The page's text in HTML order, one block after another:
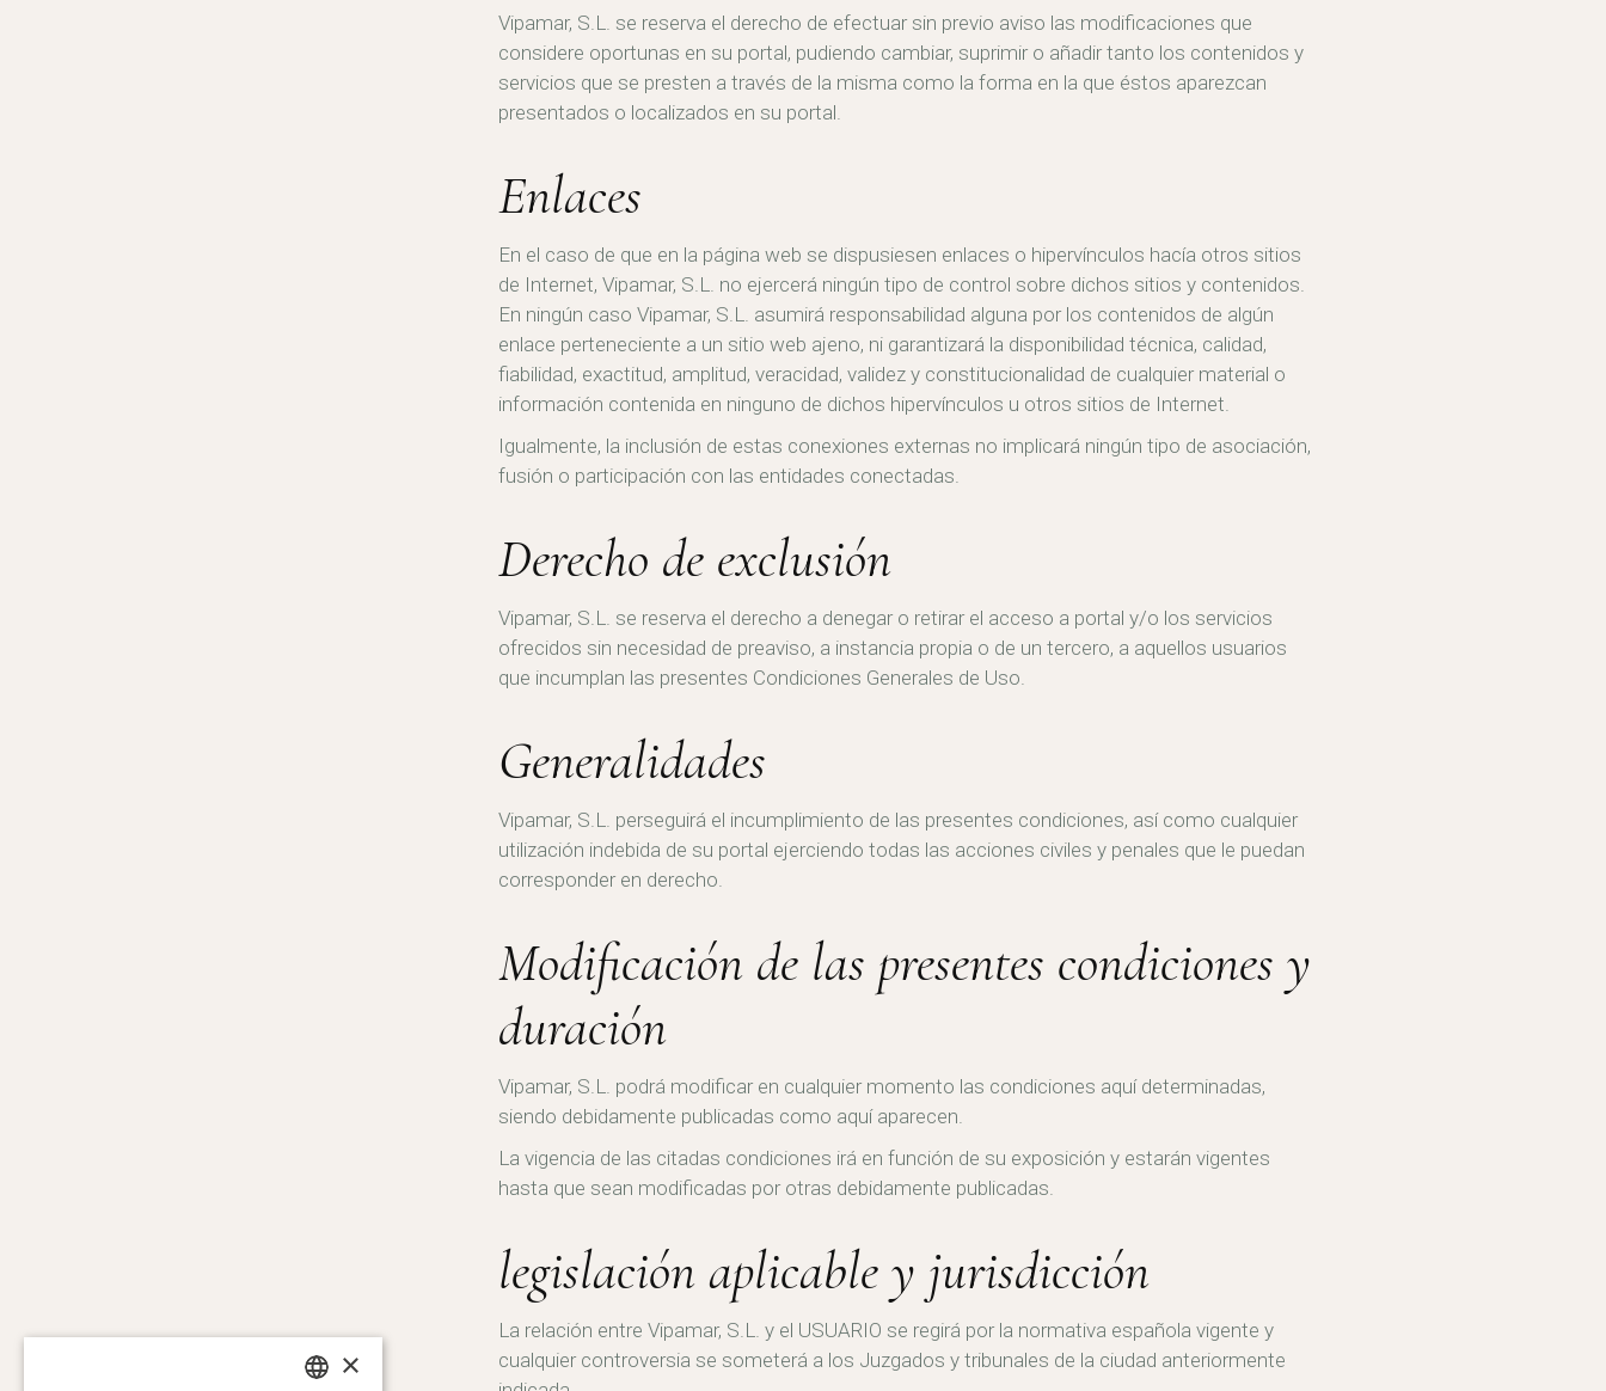
Vipamar, S.L. se reserva el derecho de efectuar sin previo aviso las modificaciones que
considere oportunas en su portal, pudiendo cambiar, suprimir o añadir tanto los contenidos y
servicios que se presten a través de la misma como la forma en la que éstos aparezcan
presentados o localizados en su portal.
Enlaces
En el caso de que en la página web se dispusiesen enlaces o hipervínculos hacía otros sitios
de Internet, Vipamar, S.L. no ejercerá ningún tipo de control sobre dichos sitios y contenidos.
En ningún caso Vipamar, S.L. asumirá responsabilidad alguna por los contenidos de algún
enlace perteneciente a un sitio web ajeno, ni garantizará la disponibilidad técnica, calidad,
fiabilidad, exactitud, amplitud, veracidad, validez y constitucionalidad de cualquier material o
información contenida en ninguno de dichos hipervínculos u otros sitios de Internet.
Igualmente, la inclusión de estas conexiones externas no implicará ningún tipo de asociación,
fusión o participación con las entidades conectadas.
Derecho de exclusión
Vipamar, S.L. se reserva el derecho a denegar o retirar el acceso a portal y/o los servicios
ofrecidos sin necesidad de preaviso, a instancia propia o de un tercero, a aquellos usuarios
que incumplan las presentes Condiciones Generales de Uso.
Generalidades
Vipamar, S.L. perseguirá el incumplimiento de las presentes condiciones, así como cualquier
utilización indebida de su portal ejerciendo todas las acciones civiles y penales que le puedan
corresponder en derecho.
Modificación de las presentes condiciones y
duración
Vipamar, S.L. podrá modificar en cualquier momento las condiciones aquí determinadas,
siendo debidamente publicadas como aquí aparecen.
La vigencia de las citadas condiciones irá en función de su exposición y estarán vigentes
hasta que sean modificadas por otras debidamente publicadas.
legislación aplicable y jurisdicción
La relación entre Vipamar, S.L. y el USUARIO se regirá por la normativa española vigente y
cualquier controversia se someterá a los Juzgados y tribunales de la ciudad anteriormente
×